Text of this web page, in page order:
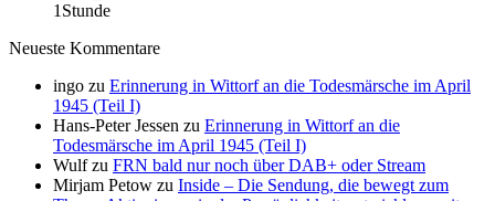
1Stunde
Neueste Kommentare
ingo zu Erinnerung in Wittorf an die Todesmärsche im April
1945 (Teil I)
Hans-Peter Jessen zu Erinnerung in Wittorf an die
Todesmärsche im April 1945 (Teil I)
Wulfzu FRN bald nur noch über DAB+ oder Stream
Mirjam Petow zu Inside – Die Sendung, die bewegt zum